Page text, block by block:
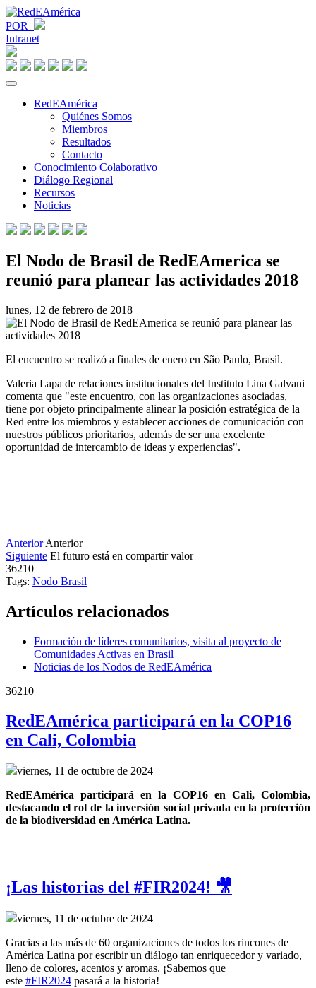
POR
Intranet
RedEAmérica
Quiénes Somos
Miembros
Resultados
Contacto
Conocimiento Colaborativo
Diálogo Regional
Recursos
Noticias
El Nodo de Brasil de RedEAmerica se
reunió para planear las actividades 2018
lunes, 12 de febrero de 2018
El encuentro se realizó a finales de enero en São Paulo, Brasil.
Valeria Lapa de relaciones institucionales del Instituto Lina Galvani
comenta que "este encuentro, con las organizaciones asociadas,
tiene por objeto principalmente alinear la posición estratégica de la
Red entre los miembros y establecer acciones de comunicación con
nuestros públicos prioritarios, además de ser una excelente
oportunidad de intercambio de ideas y experiencias".
Anterior Anterior
Siguiente El futuro está en compartir valor
36210
Tags: Nodo Brasil
Artículos relacionados
Formación de líderes comunitarios, visita al proyecto de
Comunidades Activas en Brasil
Noticias de los Nodos de RedEAmérica
36210
RedEAmérica participará en la COP16
en Cali, Colombia
viernes, 11 de octubre de 2024
RedEAmérica participará en la COP16 en Cali, Colombia,
destacando el rol de la inversión social privada en la protección
de la biodiversidad en América Latina.
¡Las historias del #FIR2024! 🎥
viernes, 11 de octubre de 2024
Gracias a las más de 60 organizaciones de todos los rincones de
América Latina por escribir un diálogo tan enriquecedor y variado,
lleno de colores, acentos y aromas. ¡Sabemos que
este #FIR2024 pasará a la historia!